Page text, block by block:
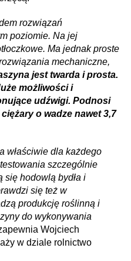
rozwiązań
poziomie. Na jej
Ma jednak proste
mechaniczne,
jest twarda i prosta.
możliwości i
udźwigi. Podnosi
o wadze nawet 3,7
właściwie dla każdego
szczególnie
się hodowlą bydła i
się też w
produkcję roślinną i
do wykonywania
Wojciech
w dziale rolnictwo